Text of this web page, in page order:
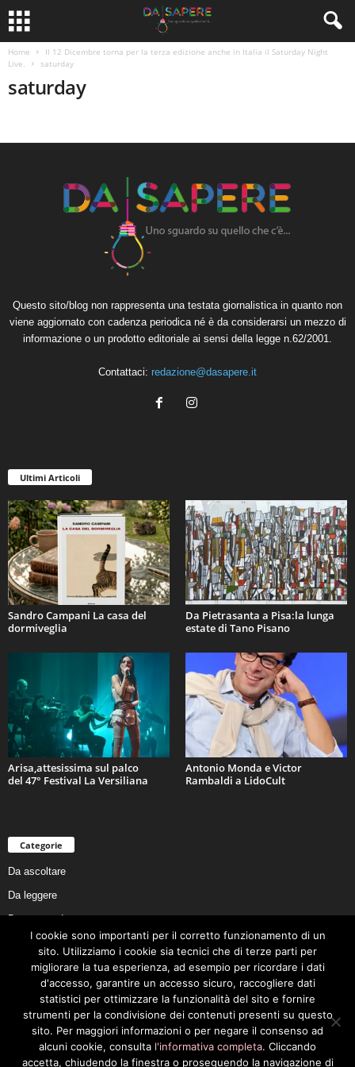
Home
Il 12 Dicembre torna per la terza edizione anche in Italia il Saturday Night
Live.
saturday
saturday
Questo sito/blog non rappresenta una testata giornalistica in quanto non
viene aggiornato con cadenza periodica né è da considerarsi un mezzo di
informazione o un prodotto editoriale ai sensi della legge n.62/2001.
Contattaci: redazione@dasapere.it
Ultimi Articoli
Sandro Campani La casa del
dormiveglia
Da Pietrasanta a Pisa:la lunga
estate di Tano Pisano
Arisa,attesissima sul palco
del 47° Festival La Versiliana
Antonio Monda e Victor
Rambaldi a LidoCult
Categorie
Da ascoltare
Da leggere
Da non perdere
Da conoscere
Da preservare
Da vivere
Cookie Policy
I cookie sono importanti per il corretto funzionamento di un
sito. Utilizziamo i cookie sia tecnici che di terze parti per
migliorare la tua esperienza, ad esempio per ricordare i dati
d'accesso, garantire un accesso sicuro, raccogliere dati
statistici per ottimizzare la funzionalità del sito e fornire
strumenti per la condivisione dei contenuti presenti su questo
sito. Per maggiori informazioni o per negare il consenso ad
alcuni cookie, consulta l'informativa completa. Cliccando
accetta, chiudendo la finestra o proseguendo la navigazione di